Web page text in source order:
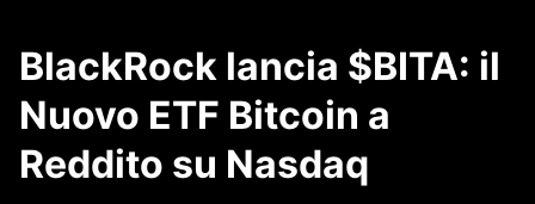
BlackRock lancia $BITA: il
Nuovo ETF Bitcoin a
Reddito su Nasdaq